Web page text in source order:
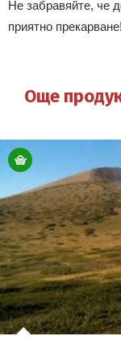
Не забравяйте, че
приятно прекарване!
Още